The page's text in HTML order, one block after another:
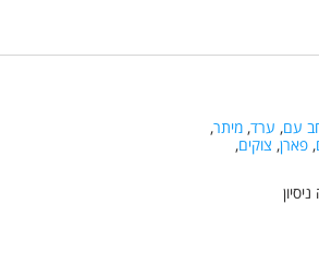
עם, ערד,מיתר,
,פארן, צוקים,